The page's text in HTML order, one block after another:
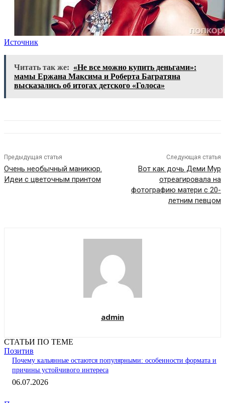
Источник
Читать так же: «Не все можно купить деньгами»:
мамы Ержана Максима и Роберта Багратяна
высказались об итогах детского «Голоса»
Предыдущая статья
Очень необычный маникюр.
Идеи с цветочным принтом
Следующая статья
Вот как дочь Деми Мур
отреагировала на
фотографию матери с 20-
летним певцом
admin
СТАТЬИ ПО ТЕМЕ
Позитив
Почему кальянные остаются популярными: особенности формата и
причины устойчивого интереса
06.07.2026